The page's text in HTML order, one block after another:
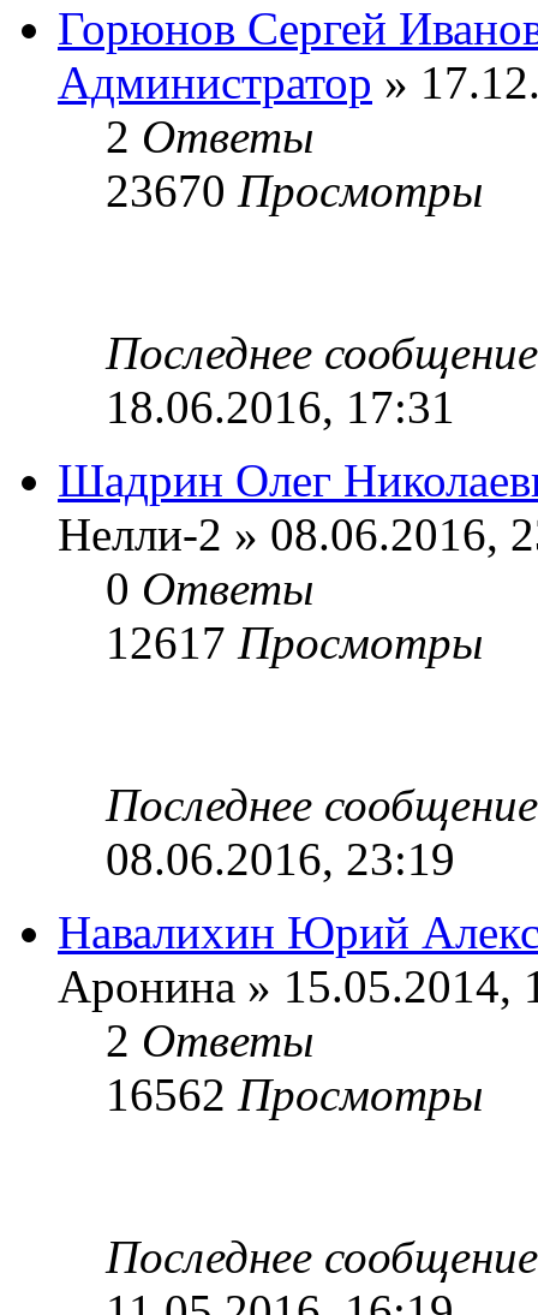
Горюнов Сергей
Администратор »
2 Ответы
23670 Просмотры
Последнее
18.06.2016, 17:31
Шадрин Олег
Нелли-2 » 08.06.2016,
0 Ответы
12617 Просмотры
Последнее
08.06.2016, 23:19
Навалихин Юрий
Аронина » 15.05.2014,
2 Ответы
16562 Просмотры
Последнее